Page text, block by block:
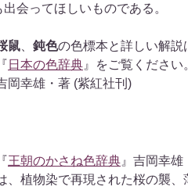
会ってほしいものである。
鼠 鈍色の色標本と詳しい解説
『 日本の色辞典 』をご覧ください
岡幸雄・著 (紫紅社刊)
『王朝のかさね色辞典 』吉岡幸
、植物染で再現された桜の襲